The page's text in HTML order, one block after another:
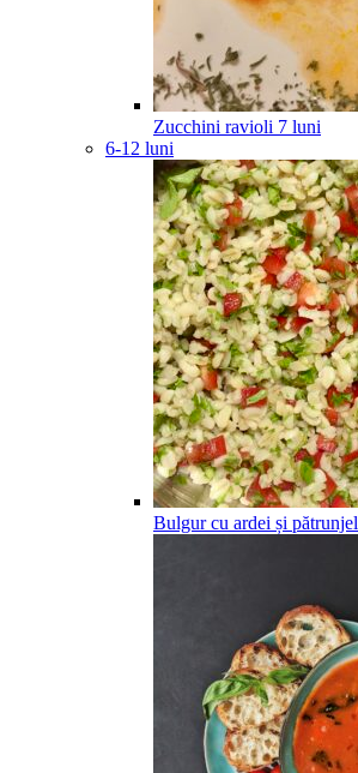
Zucchini ravioli 7 luni
6-12 luni
Bulgur cu ardei și pătrunjel